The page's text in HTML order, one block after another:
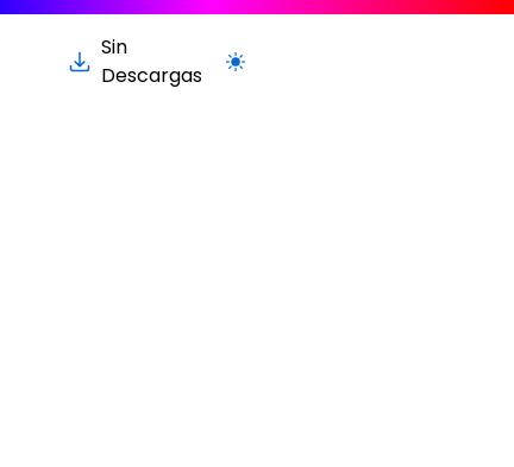
Sin
Descargas
Cambiar a la versión clara / oscura